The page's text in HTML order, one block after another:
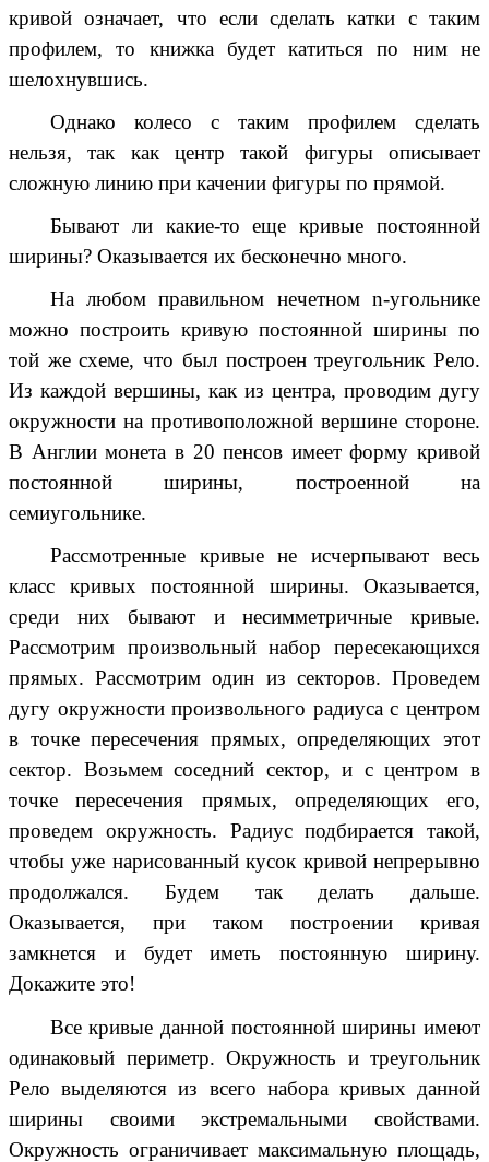
кривой означает, что если сделать катки с таким
профилем, то книжка будет катиться по нимне
шелохнувшись.
Однако колесо с таким профилем сделать
нельзя, так как центр такой фигуры описывает
сложную линию при качении фигуры по прямой.
Бывают ли какие-то еще кривые постоянной
ширины? Оказывается их бесконечно много.
На любом правильном нечетном n-угольнике
можно построить кривую постоянной ширины по
той же схеме, что был построен треугольник Рело.
Из каждой вершины, как из центра, проводим дугу
окружности на противоположной вершине стороне.
В Англиимонета в 20 пенсов имеет форму кривой
постоянной ширины, построенной на
семиугольнике.
Рассмотренные кривые не исчерпывают весь
класс кривых постоянной ширины. Оказывается,
среди них бывают и несимметричные кривые.
Рассмотрим произвольный набор пересекающихся
прямых. Рассмотрим один из секторов. Проведем
дугу окружности произвольного радиуса с центром
в точке пересечения прямых, определяющих этот
сектор. Возьмем соседний сектор, и с центром в
точке пересечения прямых, определяющих его,
проведем окружность. Радиус подбирается такой,
чтобы уже нарисованный кусок кривой непрерывно
продолжался. Будем так делать дальше.
Оказывается, при таком построении кривая
замкнется и будет иметь постоянную ширину.
Докажите это!
Все кривые данной постоянной ширины имеют
одинаковый периметр. Окружность и треугольник
Рело выделяются из всего набора кривых данной
ширины своими экстремальными свойствами.
Окружность ограничивает максимальную площадь,